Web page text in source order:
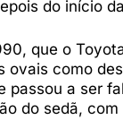
do início
que o
ovais como
passou a ser
do sedã,